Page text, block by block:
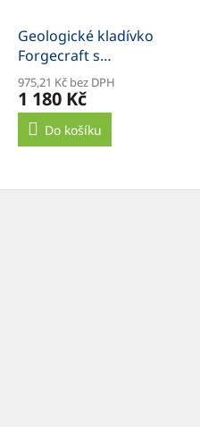
Geologické kladívko
Forgecraft s
antiotřesovou rukojetí
H40
975,21 Kč bez DPH
1 180 Kč
Do košíku
Z